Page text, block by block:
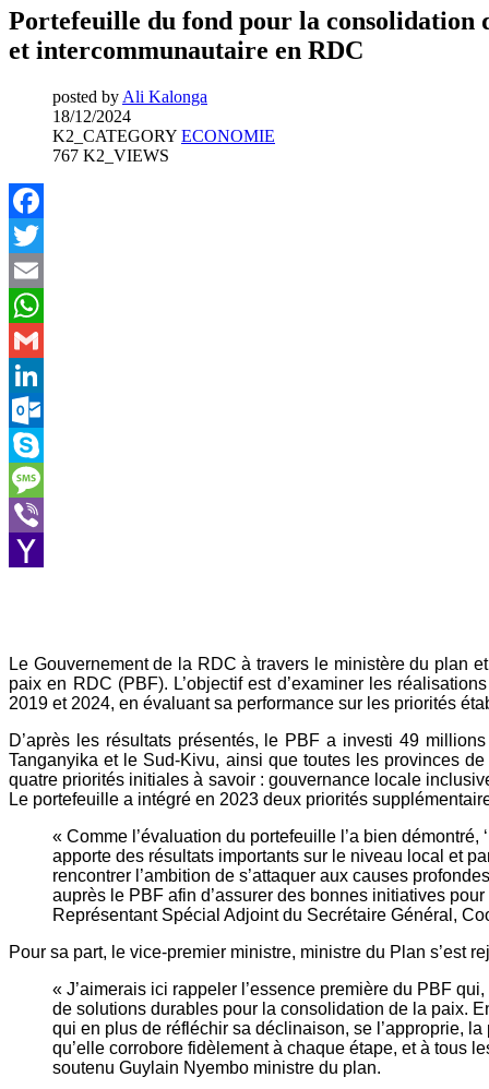
Portefeuille du fond pour la
et intercommunautaire en RDC
posted by Ali Kalonga
18/12/2024
K2_CATEGORY ECONOMIE
767 K2_VIEWS
Facebook
Twitter
Email
WhatsApp
Gmail
LinkedIn
Outlook.com
Skype
Message
Viber
Le Gouvernement de la RDC à travers le ministère du plan
paix en RDC (PBF). L’objectif est d’examiner les
2019 et 2024, en évaluant sa performance sur les priorités
D’après les résultats présentés, le PBF a investi 49
Tanganyika et le Sud-Kivu, ainsi que toutes les provinces
quatre priorités initiales à savoir : gouvernance locale
Le portefeuille a intégré en 2023 deux priorités
« Comme l’évaluation du portefeuille l’a bien
apporte des résultats importants sur le niveau local et
rencontrer l’ambition de s’attaquer aux causes
auprès le PBF afin d’assurer des bonnes initiatives
Représentant Spécial Adjoint du Secrétaire Général,
Pour sa part, le vice-premier ministre, ministre du Plan s’est
« J’aimerais ici rappeler l’essence première du PBF
de solutions durables pour la consolidation de la paix.
qui en plus de réfléchir sa déclinaison, se l’approprie,
qu’elle corrobore fidèlement à chaque étape, et à tous
soutenu Guylain Nyembo ministre du plan.